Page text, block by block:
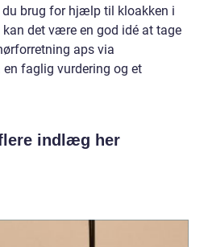
du brug for hjælp til kloakken i
det være en god idé at tage
aps via
faglig vurdering og et
indlæg her